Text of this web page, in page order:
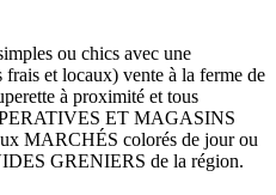
ou chics avec une
et locaux) vente à la ferme de
à proximité et tous
ET MAGASINS
MARCHÉS colorés de jour ou
GRENIERS de la région.